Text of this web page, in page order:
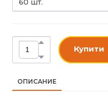
Купити
ОПИСАНИЕ